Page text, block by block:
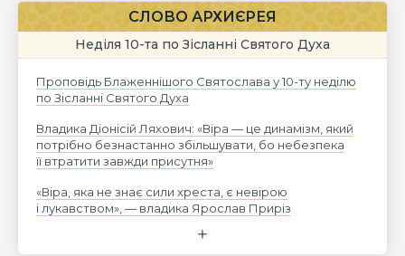
СЛОВО АРХИЄРЕЯ
Неділя 10-та по Зісланні Святого Духа
Проповідь Блаженнішого Святослава у 10-ту неділю
по Зісланні Святого Духа
Владика Діонісій Ляхович: «Віра — це динамізм, який
потрібно безнастанно збільшувати, бо небезпека
її втратити завжди присутня»
«Віра, яка не знає сили хреста, є невірою
і лукавством», — владика Ярослав Приріз